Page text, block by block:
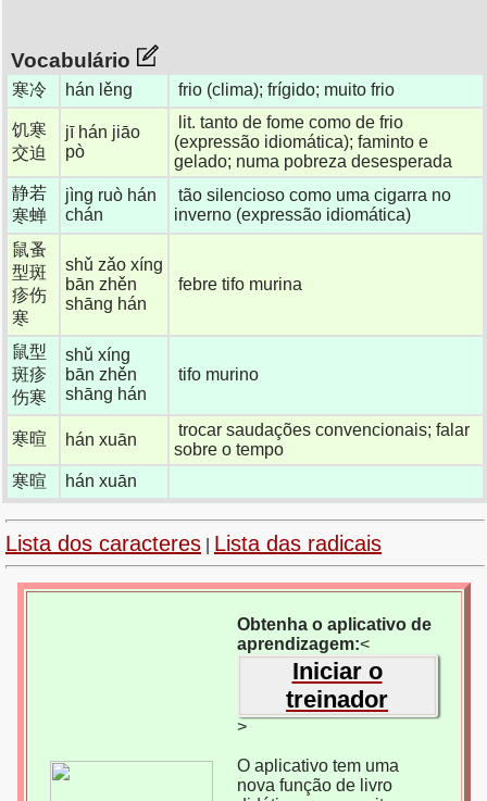
Vocabulário
寒冷 hán lěng frio (clima); frígido; muito frio
饥寒
交迫
jī hán jiāo
pò
lit. tanto de fome como de frio
(expressão idiomática); faminto e
gelado; numa pobreza desesperada
静若
寒蝉
jìng ruò hán
chán
tão silencioso como uma cigarra no
inverno (expressão idiomática)
鼠蚤
型斑
疹伤
寒
shǔ zǎo xíng
bān zhěn
shāng hán
febre tifo murina
鼠型
斑疹
伤寒
shǔ xíng
bān zhěn
shāng hán
tifo murino
寒暄 hán xuān
trocar saudações convencionais; falar
sobre o tempo
寒暄
hán xuān
Lista dos caracteres Lista das radicais
Obtenha o aplicativo de
aprendizagem:<
Iniciar o
treinador
>
O aplicativo tem uma
nova função de livro